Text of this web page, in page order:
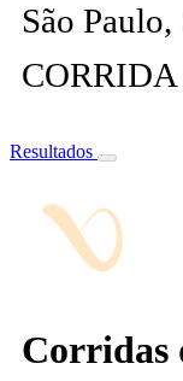
São Paulo,
Resultados
Corridas